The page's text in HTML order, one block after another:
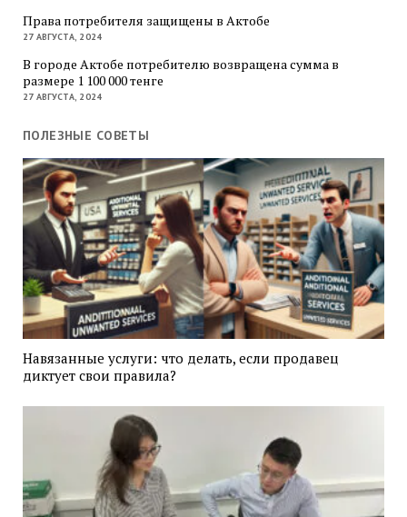
Права потребителя защищены в Актобе
27 АВГУСТА, 2024
В городе Актобе потребителю возвращена сумма в
размере 1 100 000 тенге
27 АВГУСТА, 2024
ПОЛЕЗНЫЕ СОВЕТЫ
Навязанные услуги: что делать, если продавец
диктует свои правила?